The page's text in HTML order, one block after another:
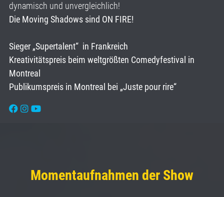
dynamisch und unvergleichlich!
Die Moving Shadows sind ON FIRE!
Sieger „Supertalent“ in Frankreich
Kreativitätspreis beim weltgrößten Comedyfestival in
Montreal
Publikumspreis in Montreal bei „Juste pour rire“
Momentaufnahmen der Show